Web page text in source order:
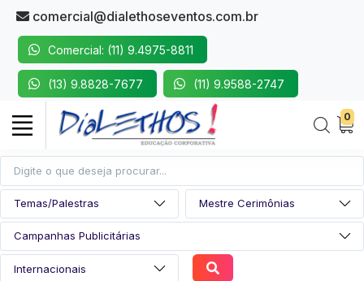
comercial@dialethoseventos.com.br
Comercial: (11) 9.4975-8811
(13) 9.8828-7677 (11) 9.9588-2747
0